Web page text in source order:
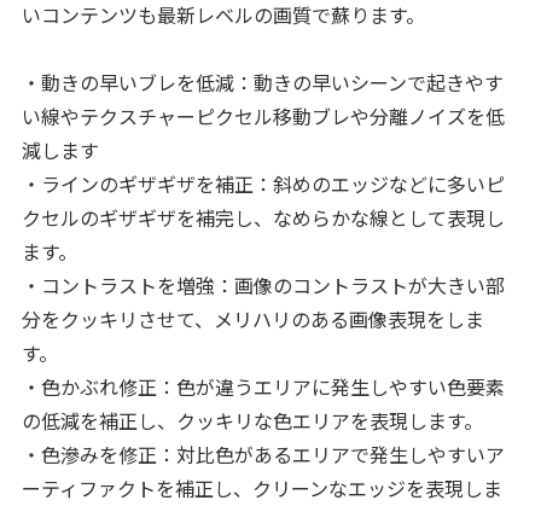
いコンテンツも最新レベルの画質で蘇ります。
・動きの早いブレを低減：動きの早いシーンで起きやす
い線やテクスチャーピクセル移動ブレや分離ノイズを低
減します
・ラインのギザギザを補正：斜めのエッジなどに多いピ
クセルのギザギザを補完し、なめらかな線として表現し
ます。
・コントラストを増強：画像のコントラストが大きい部
分をクッキリさせて、メリハリのある画像表現をしま
す。
・色かぶれ修正：色が違うエリアに発生しやすい色要素
の低減を補正し、クッキリな色エリアを表現します。
・色滲みを修正：対比色があるエリアで発生しやすいア
ーティファクトを補正し、クリーンなエッジを表現しま